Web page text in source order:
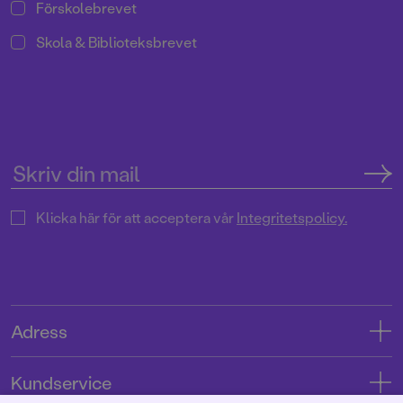
Förskolebrevet
Skola & Biblioteksbrevet
Klicka här för att acceptera vårIntegritetspolicy.
Adress
Kundservice